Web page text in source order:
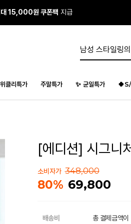
대 15,000원 쿠폰팩 지급
클리특가 주말특가 ✨ 균일특가
[에디션] 시그니
소비자가 348,000
80% 69,800
배송비
총 결제금액